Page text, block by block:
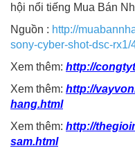
hội nổi tiếng Mua Bán
Nguồn : http://
sony-cyber-shot-dsc-rx1/
Xem thêm: http://
Xem thêm: http://
hang.html
Xem thêm: http://
sam.html